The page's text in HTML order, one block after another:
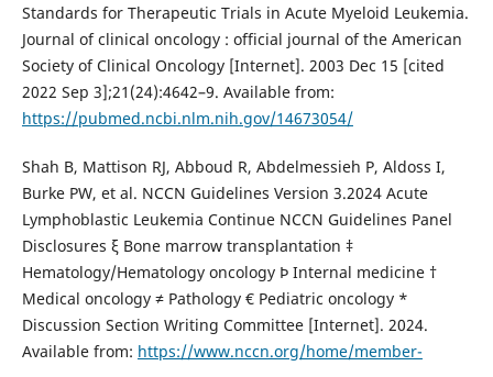
Standards for Therapeutic Trials in Acute Myeloid Leukemia.
Journal of clinical oncology : official journal of the American
Society of Clinical Oncology [Internet]. 2003 Dec 15 [cited
2022 Sep 3];21(24):4642–9. Available from:
https://pubmed.ncbi.nlm.nih.gov/14673054/
Shah B, Mattison RJ, Abboud R, Abdelmessieh P, Aldoss I,
Burke PW, et al. NCCN Guidelines Version 3.2024 Acute
Lymphoblastic Leukemia Continue NCCN Guidelines Panel
Disclosures ξ Bone marrow transplantation ‡
Hematology/Hematology oncology Þ Internal medicine †
Medical oncology ≠ Pathology € Pediatric oncology *
Discussion Section Writing Committee [Internet]. 2024.
Available from: https://www.nccn.org/home/member-